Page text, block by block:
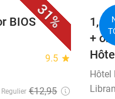
31%
BIOS
9.5 star
Regulier €12,95
1, 2
+
Hôtel